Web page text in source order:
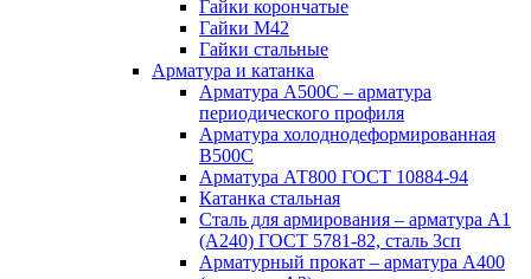
Гайки корончатые
Гайки М42
Гайки стальные
Арматура и катанка
Арматура А500С – арматура
периодического профиля
Арматура холоднодеформированная
В500С
Арматура АТ800 ГОСТ 10884-94
Катанка стальная
Сталь для армирования – арматура А1
(А240) ГОСТ 5781-82, сталь 3сп
Арматурный прокат – арматура А400